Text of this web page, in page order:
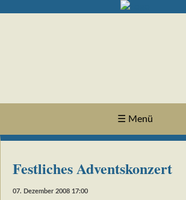
☰ Menü
Festliches Adventskonzert
07. Dezember 2008 17:00